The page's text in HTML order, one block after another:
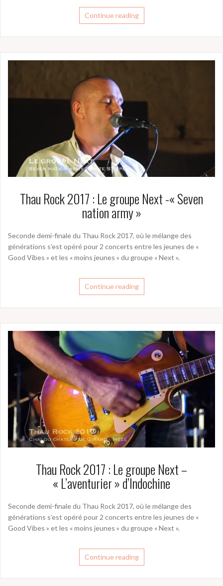
Continue reading
Thau Rock 2017 : Le groupe Next -« Seven
nation army »
Seconde demi-finale du Thau Rock 2017, où le mélange des
générations s’est opéré pour 2 concerts entre les jeunes de «
Good Vibes » et les « moins jeunes » du groupe « Next ».
Continue reading
Thau Rock 2017 : Le groupe Next –
« L’aventurier » d’Indochine
Seconde demi-finale du Thau Rock 2017, où le mélange des
générations s’est opéré pour 2 concerts entre les jeunes de «
Good Vibes » et les « moins jeunes » du groupe « Next ».
Continue reading